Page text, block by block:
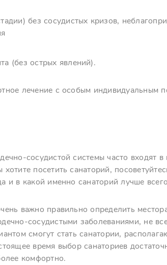
без сосудистых кризов,
(без острых явлений).
лечение с особым индивидуальным
сосудистой системы часто входят
посетить санаторий,
и в какой именно санаторий лучше
важно правильно определить
сосудистыми заболеваниями, не
смогут стать санатории,
время выбор санаториев
комфортно.